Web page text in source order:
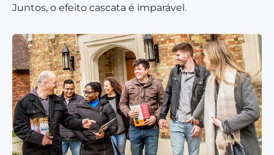
Juntos, o efeito cascata é imparável.